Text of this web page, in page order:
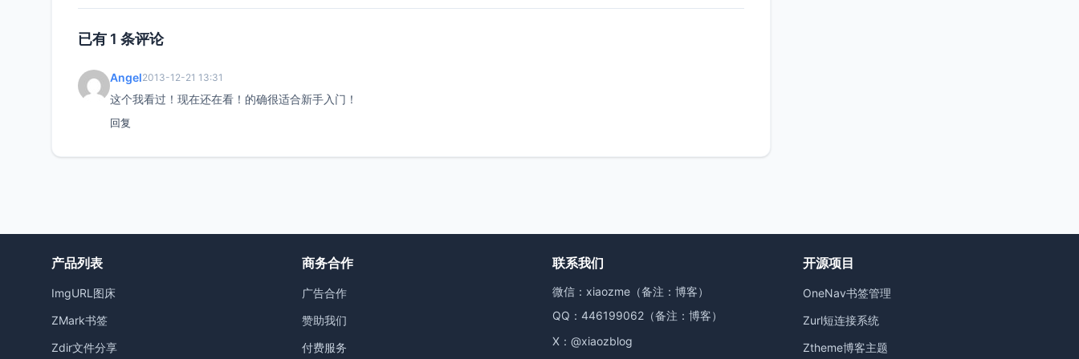
已有 1 条评论
Angel2013-12-21 13:31
这个我看过！现在还在看！的确很适合新手入门！
回复
产品列表
ImgURL图床
ZMark书签
Zdir文件分享
商务合作
广告合作
赞助我们
付费服务
联系我们
微信：xiaozme（备注：博客）
QQ：446199062（备注：博客）
X： @xiaozblog
开源项目
OneNav书签管理
Zurl短连接系统
Ztheme博客主题